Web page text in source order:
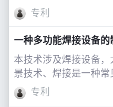
术、激光焊接和激光
两种常见且重要的应
密度的激光束作为热
专利
一种多功能焊接设备的
本技术涉及焊接设备
景技术、焊接是一种
多个金属零件连接在
熔化的填充材料来实现
专利